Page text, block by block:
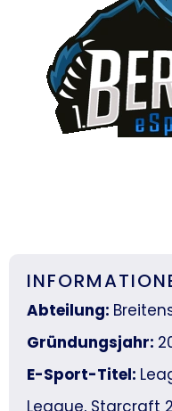
Abteilung:
Gründungsjahr:
E-Sport-Titel:
League, Starcraft